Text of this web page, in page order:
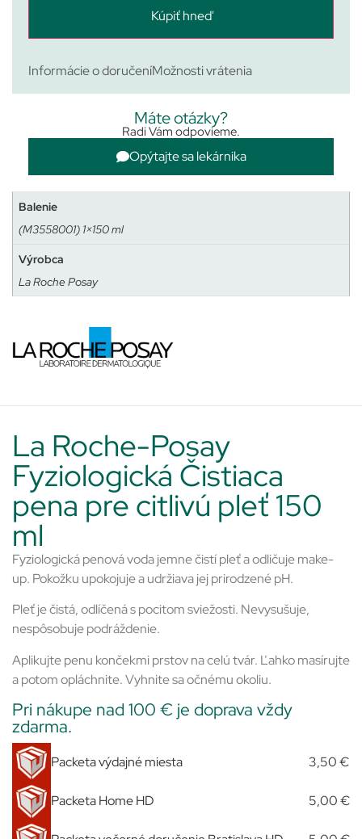
Kúpiť hneď
Informácie o doručeníMožnosti vrátenia
Máte otázky?
Radi Vám odpovieme.
Opýtajte sa lekárnika
Balenie
(M3558001) 1×150 ml
Výrobca
La Roche Posay
La Roche-Posay
Fyziologická Čistiaca
pena pre citlivú pleť 150
ml
Fyziologická penová voda jemne čistí pleť a odličuje make-
up. Pokožku upokojuje a udržiava jej prirodzené pH.
Pleť je čistá, odlíčená s pocitom sviežosti. Nevysušuje,
nespôsobuje podráždenie.
Aplikujte penu končekmi prstov na celú tvár. Ľahko masírujte
a potom opláchnite. Vyhnite sa očnému okoliu.
Pri nákupe nad 100 € je doprava vždy
zdarma.
Packeta výdajné miesta 3,50 €
Packeta Home HD 5,00 €